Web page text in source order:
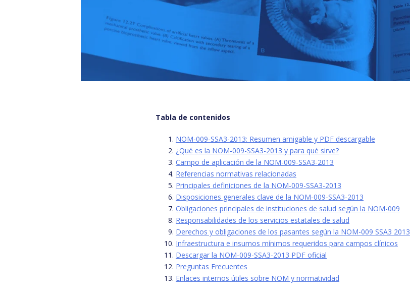
Tabla de contenidos
NOM-009-SSA3-2013: Resumen amigable y PDF descargable
¿Qué es la NOM-009-SSA3-2013 y para qué sirve?
Campo de aplicación de la NOM-009-SSA3-2013
Referencias normativas relacionadas
Principales definiciones de la NOM-009-SSA3-2013
Disposiciones generales clave de la NOM-009-SSA3-2013
Obligaciones principales de instituciones de salud según la NOM-009
Responsabilidades de los servicios estatales de salud
Derechos y obligaciones de los pasantes según la NOM-009 SSA3 2013
Infraestructura e insumos mínimos requeridos para campos clínicos
Descargar la NOM-009-SSA3-2013 PDF oficial
Preguntas Frecuentes
Enlaces internos útiles sobre NOM y normatividad